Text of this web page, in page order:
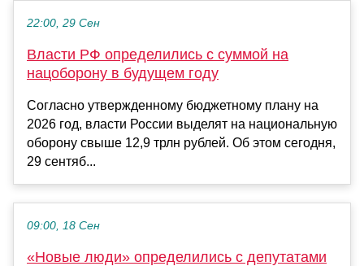
22:00, 29 Сен
Власти РФ определились с суммой на
нацоборону в будущем году
Согласно утвержденному бюджетному плану на
2026 год, власти России выделят на национальную
оборону свыше 12,9 трлн рублей. Об этом сегодня,
29 сентяб...
09:00, 18 Сен
«Новые люди» определились с депутатами